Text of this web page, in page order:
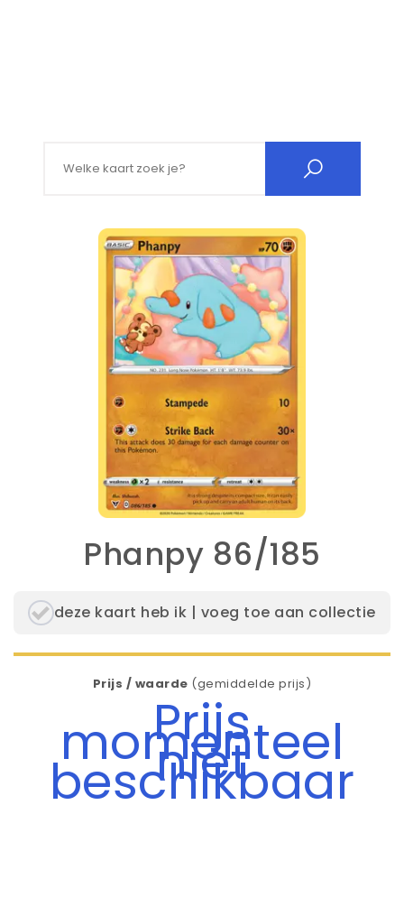
Phanpy 86/185
deze kaart heb ik | voeg toe aan collectie
Prijs / waarde (gemiddelde prijs)
Prijs
momenteel
niet
beschikbaar